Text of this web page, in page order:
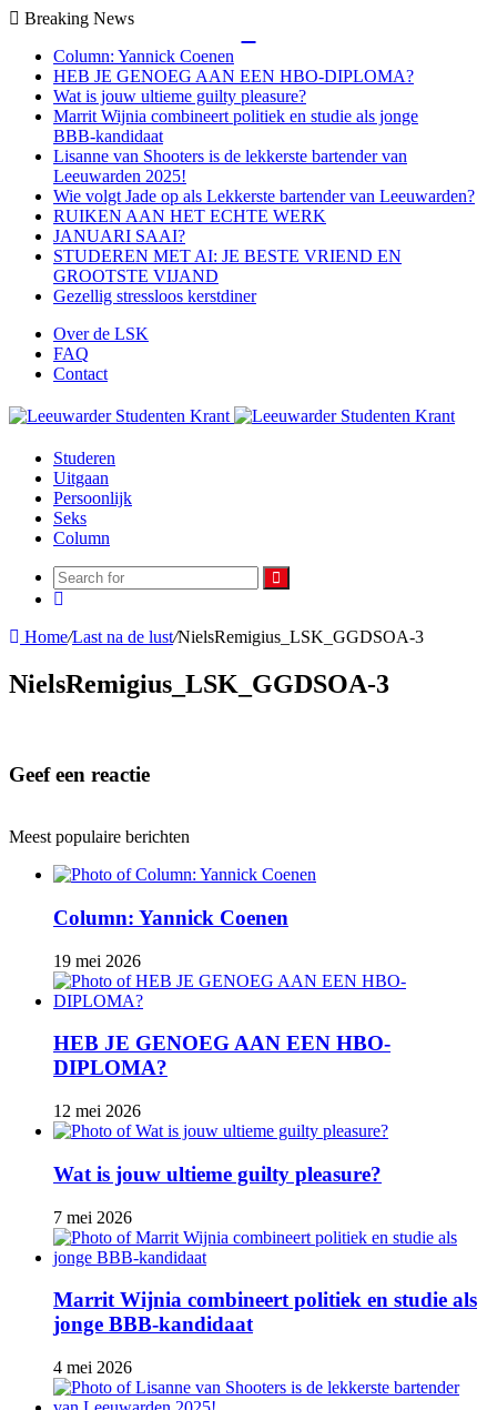
Breaking News
Column: Yannick Coenen
HEB JE GENOEG AAN EEN HBO-DIPLOMA?
Wat is jouw ultieme guilty pleasure?
Marrit Wijnia combineert politiek en studie als jonge
BBB‑kandidaat
Lisanne van Shooters is de lekkerste bartender van
Leeuwarden 2025!
Wie volgt Jade op als Lekkerste bartender van Leeuwarden?
RUIKEN AAN HET ECHTE WERK
JANUARI SAAI?
STUDEREN MET AI: JE BESTE VRIEND EN
GROOTSTE VIJAND
Gezellig stressloos kerstdiner
Over de LSK
FAQ
Contact
Menu
Studeren
Uitgaan
Persoonlijk
Seks
Column
Search
Home/Last na de lust/NielsRemigius_LSK_GGDSOA-3
NielsRemigius_LSK_GGDSOA-3
Geef een reactie
Meest populaire berichten
Column: Yannick Coenen
19 mei 2026
HEB JE GENOEG AAN EEN HBO-
DIPLOMA?
12 mei 2026
Wat is jouw ultieme guilty pleasure?
7 mei 2026
Marrit Wijnia combineert politiek en studie als
jonge BBB‑kandidaat
4 mei 2026